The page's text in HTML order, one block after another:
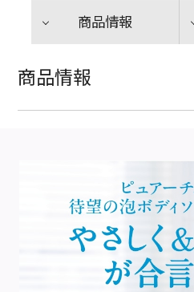
商品情報
商品情報